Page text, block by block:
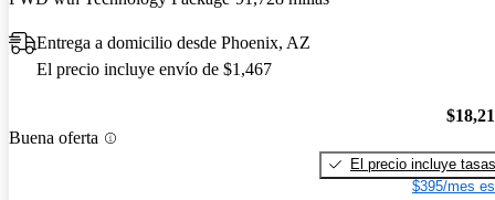
Entrega a domicilio desde Phoenix, AZ
El precio incluye envío de $1,467
Buena oferta
El precio incluye tasas
$395/mes